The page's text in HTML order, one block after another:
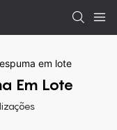
em lote
Em Lote